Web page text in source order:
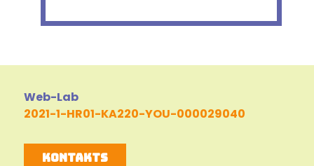
Web-Lab
2021-1-HR01-KA220-YOU-000029040
Kontakts